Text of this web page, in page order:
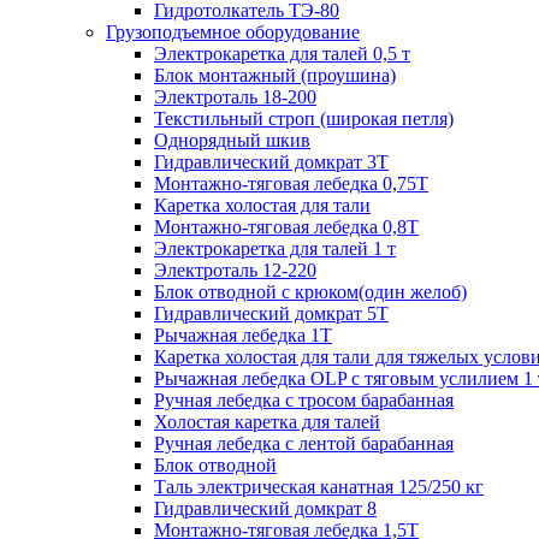
Гидротолкатель ТЭ-80
Грузоподъемное оборудование
Электрокаретка для талей 0,5 т
Блок монтажный (проушина)
Электроталь 18-200
Текстильный строп (широкая петля)
Однорядный шкив
Гидравлический домкрат 3T
Монтажно-тяговая лебедка 0,75Т
Каретка холостая для тали
Монтажно-тяговая лебедка 0,8Т
Электрокаретка для талей 1 т
Электроталь 12-220
Блок отводной с крюком(один желоб)
Гидравлический домкрат 5T
Рычажная лебедка 1Т
Каретка холостая для тали для тяжелых
Рычажная лебедка OLP с тяговым услилием 1
Ручная лебедка с тросом барабанная
Холостая каретка для талей
Ручная лебедка с лентой барабанная
Блок отводной
Таль электрическая канатная 125/250 кг
Гидравлический домкрат 8
Монтажно-тяговая лебедка 1,5Т